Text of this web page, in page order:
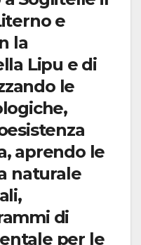
e
la
Lipu e di
le
aprendo le
naturale
di
per le